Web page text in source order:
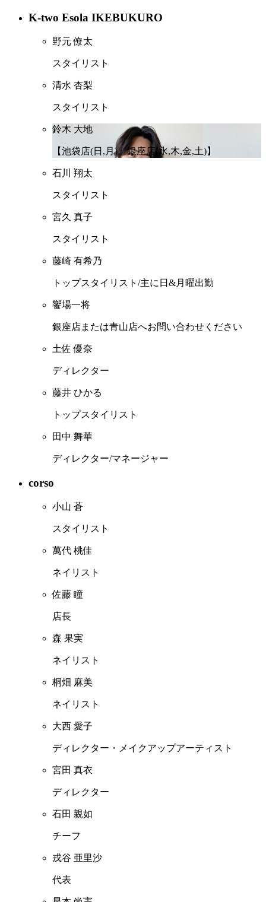
K-two Esola IKEBUKURO
野元 僚太
スタイリスト
清水 杏梨
スタイリスト
鈴木 大地
【池袋店(日,月)、銀座店(水,木,金,土)】
石川 翔太
スタイリスト
宮久 真子
スタイリスト
藤崎 有希乃
トップスタイリスト/主に日&月曜出勤
饗場一将
銀座店または青山店へお問い合わせください
土佐 優奈
ディレクター
藤井 ひかる
トップスタイリスト
田中 舞華
ディレクター/マネージャー
corso
小山 蒼
スタイリスト
萬代 桃佳
ネイリスト
佐藤 瞳
店長
森 果実
ネイリスト
桐畑 麻美
ネイリスト
大西 愛子
ディレクター・メイクアップアーティスト
宮田 真衣
ディレクター
石田 親如
チーフ
戎谷 亜里沙
代表